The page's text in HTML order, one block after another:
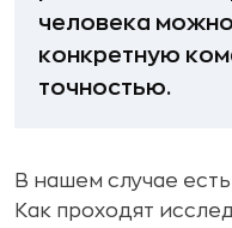
человека
конкретную
точностью.
В нашем случае
Как проходят